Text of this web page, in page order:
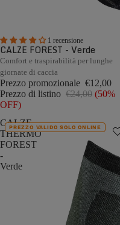
1 recensione
CALZE FOREST - Verde
Comfort e traspirabilità per lunghe
giornate di caccia
Prezzo promozionale €12,00
Prezzo di listino €24,00 (50%
OFF)
CALZE
THERMO
FOREST
-
Verde
PREZZO VALIDO SOLO ONLINE